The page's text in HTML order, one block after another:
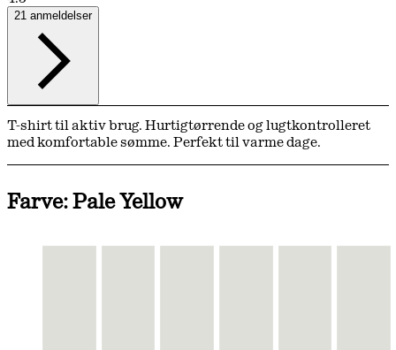
21 anmeldelser
T-shirt til aktiv brug. Hurtigtørrende og lugtkontrolleret
med komfortable sømme. Perfekt til varme dage.
Farve: Pale Yellow